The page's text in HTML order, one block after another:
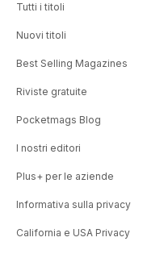
Tutti i titoli
Nuovi titoli
Best Selling Magazines
Riviste gratuite
Pocketmags Blog
I nostri editori
Plus+ per le aziende
Informativa sulla privacy
California e USA Privacy